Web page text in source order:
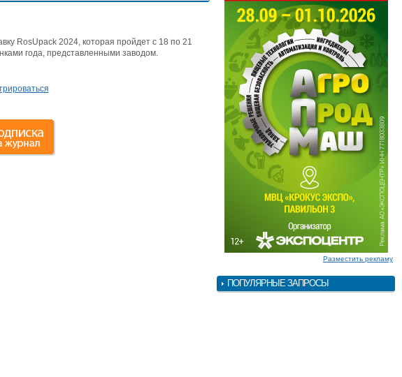
RosUpack 2024, которая пройдет с 18 по 21
года, представленными заводом.
Разместить рекламу
ПОПУЛЯРНЫЕ ЗАПРОСЫ